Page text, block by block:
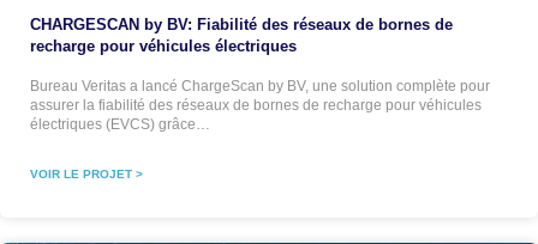
CHARGESCAN by BV: Fiabilité des réseaux de bornes de
recharge pour véhicules électriques
Bureau Veritas a lancé ChargeScan by BV, une solution complète pour
assurer la fiabilité des réseaux de bornes de recharge pour véhicules
électriques (EVCS) grâce…
VOIR LE PROJET >